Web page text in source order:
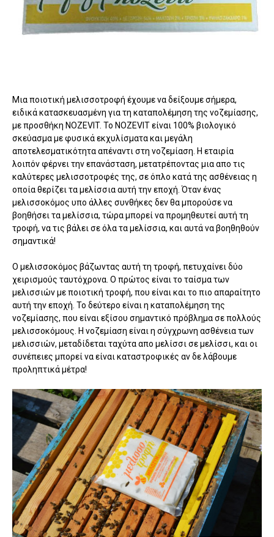
Μια ποιοτική μελισσοτροφή έχουμε να δείξουμε σήμερα,
ειδικά κατασκευασμένη για τη καταπολέμηση της νοζεμίασης,
με προσθήκη NOZEVIT. Το NOZEVIT είναι 100% βιολογικό
σκεύασμα με φυσικά εκχυλίσματα και μεγάλη
αποτελεσματικότητα απέναντι στη νοζεμίαση. Η εταιρία
λοιπόν φέρνει την επανάσταση, μετατρέποντας μια απο τις
καλύτερες μελισσοτροφές της, σε όπλο κατά της ασθένειας η
οποία θερίζει τα μελίσσια αυτή την εποχή. Όταν ένας
μελισσοκόμος υπο άλλες συνθήκες δεν θα μπορούσε να
βοηθήσει τα μελίσσια, τώρα μπορεί να προμηθευτεί αυτή τη
τροφή, να τις βάλει σε όλα τα μελίσσια, και αυτά να βοηθηθούν
σημαντικά!
Ο μελισσοκόμος βάζωντας αυτή τη τροφή, πετυχαίνει δύο
χειρισμούς ταυτόχρονα. Ο πρώτος είναι το ταίσμα των
μελισσιών με ποιοτική τροφή, που είναι και το πιο απαραίτητο
αυτή την εποχή. Το δεύτερο είναι η καταπολέμηση της
νοζεμίασης, που είναι εξίσου σημαντικό πρόβλημα σε πολλούς
μελισσοκόμους. Η νοζεμίαση είναι η σύγχρωνη ασθένεια των
μελισσιών, μεταδίδεται ταχύτα απο μελίσσι σε μελίσσι, και οι
συνέπειες μπορεί να είναι καταστροφικές αν δε λάβουμε
προληπτικά μέτρα!